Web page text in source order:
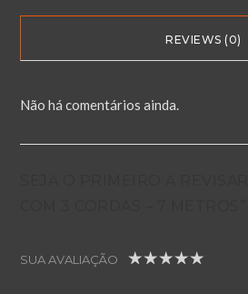
REVIEWS (0)
Não há comentários ainda.
SUA AVALIAÇÃO